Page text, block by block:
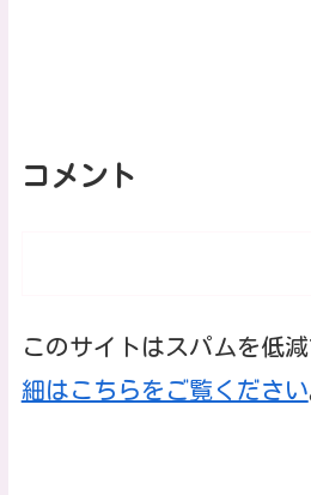
コメント
このサイトはスパムを低
細はこちらをご覧ください